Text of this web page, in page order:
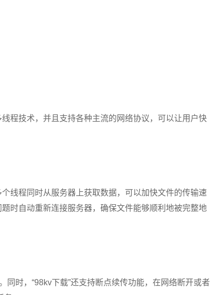
程技术，并且支持各种主流的网络协议，可以让用户快
线程同时从服务器上获取数据，可以加快文件的传输速
时自动重新连接服务器，确保文件能够顺利地被完整地
时，“98kv下载”还支持断点续传功能，在网络断开或者